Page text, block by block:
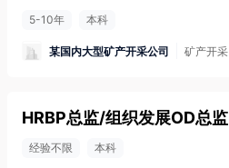
5-10年 本科
某国内大型矿产开采公司 矿产开采
HRBP总监/组织发展OD总监
经验不限 本科